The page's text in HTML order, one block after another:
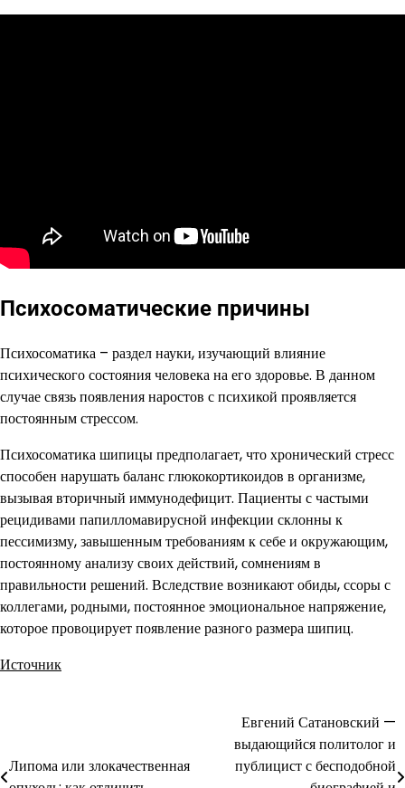
Психосоматические причины
Психосоматика – раздел науки, изучающий влияние
психического состояния человека на его здоровье. В данном
случае связь появления наростов с психикой проявляется
постоянным стрессом.
Психосоматика шипицы предполагает, что хронический стресс
способен нарушать баланс глюкокортикоидов в организме,
вызывая вторичный иммунодефицит. Пациенты с частыми
рецидивами папилломавирусной инфекции склонны к
пессимизму, завышенным требованиям к себе и окружающим,
постоянному анализу своих действий, сомнениям в
правильности решений. Вследствие возникают обиды, ссоры с
коллегами, родными, постоянное эмоциональное напряжение,
которое провоцирует появление разного размера шипиц.
Источник
по
Липома или злокачественная
Евгений Сатановский —
выдающийся политолог и
публицист с бесподобной